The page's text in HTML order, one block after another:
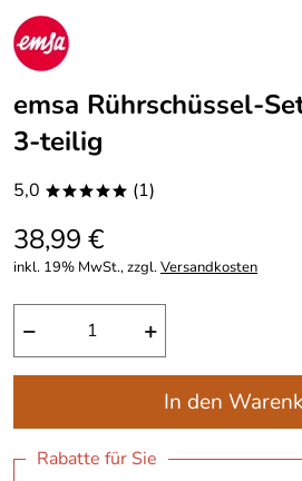
emsa Rührschüssel-
3-teilig
5,0 ***** (1)
38,99 €
inkl. 19% MwSt., zzgl.Versandkosten
− +
In den
Rabatte für Sie